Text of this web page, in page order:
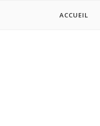
ACCUEIL